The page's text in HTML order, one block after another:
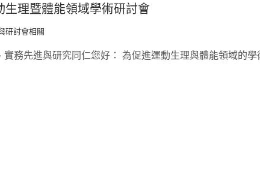
理暨體能領域學術研討會
研討會相關
務先進與研究同仁您好： 為促進運動生理與體能領域的學